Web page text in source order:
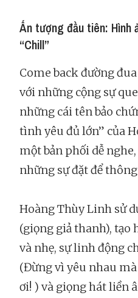
Ấn tượng đầu tiên: Hình
“Chill”
Come back đường
với những cộng sự
những cái tên bảo
tình yêu đủ lớn” của
một bản phối dễ
những sự đặt để
Hoàng Thùy Linh sử
(giọng giả thanh), tạo
và nhẹ, sự linh động
(Đừng vì yêu nhau
ơi! ) và giọng hát liền